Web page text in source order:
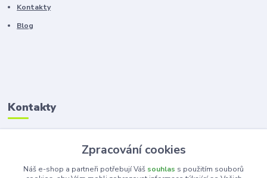
Kontakty
Blog
Kontakty
Zákaznická podpora
+420 603 100 966
(Po-Pá, 8-16 hod.)
Zpracování cookies
Náš e-shop a partneři potřebují Váš souhlas s použitím souborů